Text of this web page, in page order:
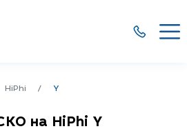
HiPhi Y
на HiPhi Y